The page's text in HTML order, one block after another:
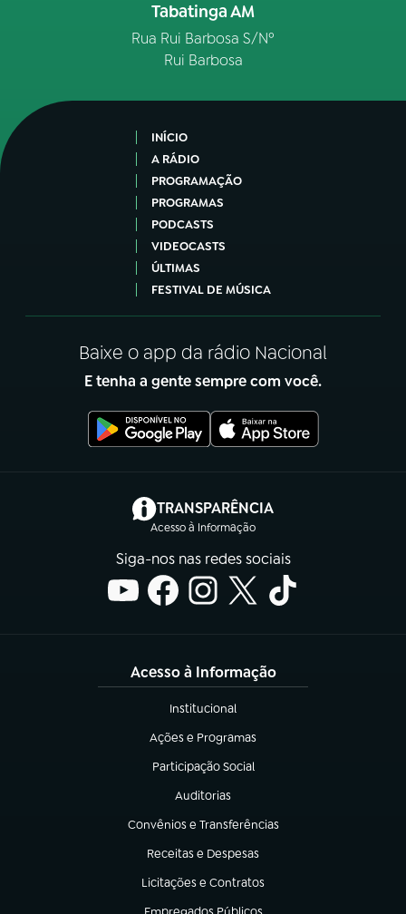
Tabatinga AM
Rua Rui Barbosa S/Nº
Rui Barbosa
INÍCIO
A RÁDIO
PROGRAMAÇÃO
PROGRAMAS
PODCASTS
VIDEOCASTS
ÚLTIMAS
FESTIVAL DE MÚSICA
Baixe o app da rádio Nacional
E tenha a gente sempre com você.
TRANSPARÊNCIA
Acesso à Informação
(abre em nova aba)
Siga-nos nas redes sociais
Acesso à Informação
Institucional
(abre em nova aba)
Ações e Programas
(abre em nova aba)
Participação Social
(abre em nova aba)
Auditorias
(abre em nova aba)
Convênios e Transferências
(abre em nova aba)
Receitas e Despesas
(abre em nova aba)
Licitações e Contratos
(abre em nova aba)